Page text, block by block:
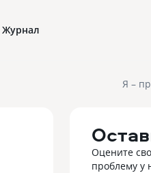
Журнал
Я –
Оцените
проблему у